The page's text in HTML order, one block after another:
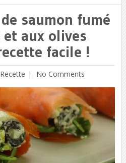
saumon fumé
aux olives
facile !
Recette No Comments